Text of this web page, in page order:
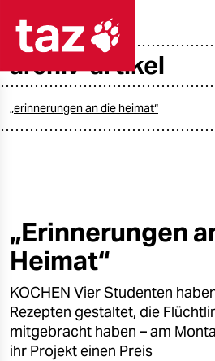
taz zahl ich
öko
gesellschaft
kultur
sport
archiv-artikel
„erinnerungen an die heimat“
„Erinnerungen
Heimat“
KOCHEN Vier Studenten
Rezepten gestaltet, die
mitgebracht haben – am
ihr Projekt einen Preis